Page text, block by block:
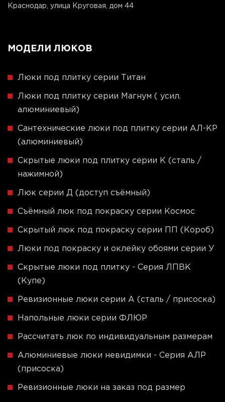
Краснодар, улица Круговая, дом 44
МОДЕЛИ ЛЮКОВ
Люки под плитку серии Титан
Люки под плитку серии Магнум ( усил.
алюминиевый)
Сантехнические люки под плитку серии АЛ-КР
(алюминиевый)
Скрытые люки под плитку серии K (сталь /
нажимной)
Люк серии Д (доступ съёмный)
Съёмный люк под покраску серии Космос
Скрытый люк под покраску серии ПП (Короб)
Люки под покраску и оклейку обоями серии У
Скрытые люки под плитку - Серия ЛПВК
(Купе)
Ревизионные люки серии A (сталь / присоска)
Напольные люки серии ФЛЮР
Рассчитать люк по индивидуальным размерам
Алюминиевые люки невидимки - Серия АЛР
(присоска)
Ревизионные люки на заказ под размер